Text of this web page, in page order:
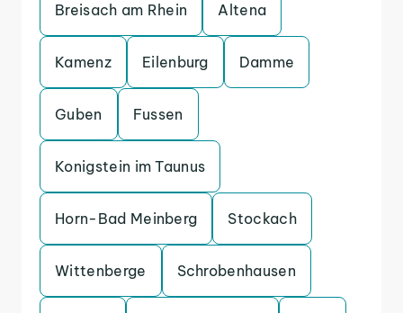
Breisach am Rhein Altena
Kamenz Eilenburg Damme
Guben Fussen
Konigstein im Taunus
Horn-Bad Meinberg Stockach
Wittenberge Schrobenhausen